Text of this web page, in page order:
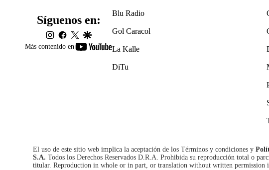
Más contenido en
youtube-
Síguenos en:
instagram
facebook
twittergoogle
Blu Radio
Gol Caracol
La Kalle
DiTu
El uso de este sitio web implica la aceptación de los Términos y condiciones y
S.A. Todos los Derechos Reservados D.R.A. Prohibida su reproducción total o
titular. Reproduction in whole or in part, or translation without written permission